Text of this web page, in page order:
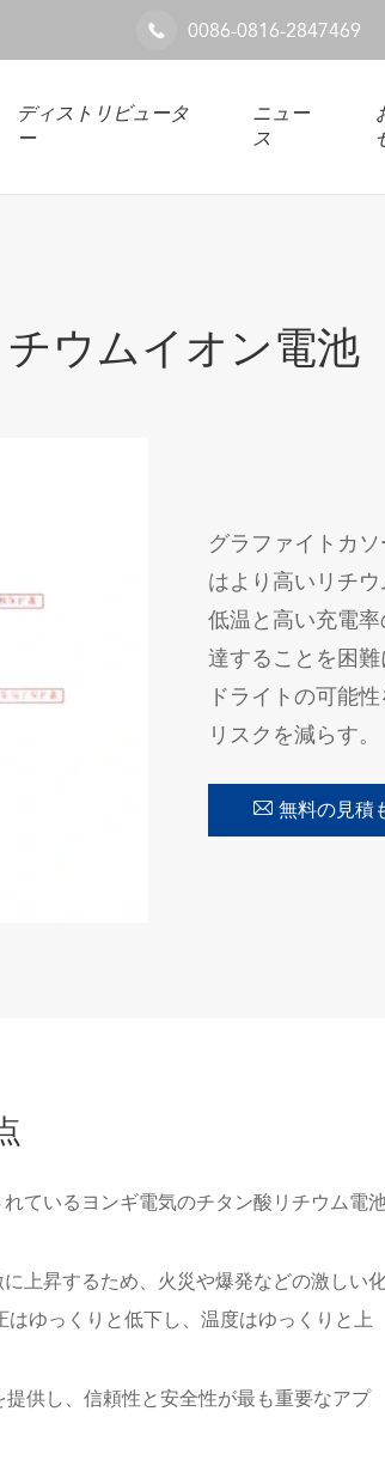
 0086-0816-2847469
ディストリビュータ
ー
ニュー
ス
ウムイオン電池
グラファイトカ
はより高いリチウ
低温と高い充電
達することを困
ドライトの可能
リスクを減らす。
 無料の見積
ているヨンギ電気のチタン酸リチウム電
上昇するため、火災や爆発などの激しい
ゆっくりと低下し、温度はゆっくりと上
供し、信頼性と安全性が最も重要なアプ